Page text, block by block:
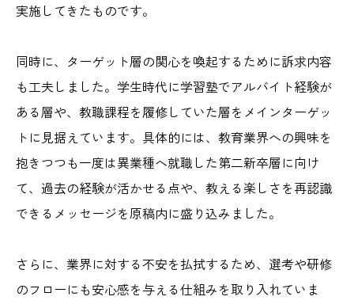
実施してきたものです。
同時に、ターゲット層の関心を喚起するために訴求内容
も工夫しました。学生時代に学習塾でアルバイト経験が
ある層や、教職課程を履修していた層をメインターゲッ
トに見据えています。具体的には、教育業界への興味を
抱きつつも一度は異業種へ就職した第二新卒層に向け
て、過去の経験が活かせる点や、教える楽しさを再認識
できるメッセージを原稿内に盛り込みました。
さらに、業界に対する不安を払拭するため、選考や研修
のフローにも安心感を与える仕組みを取り入れていま